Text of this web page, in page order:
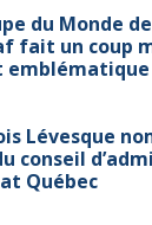
du Monde
fait un coup
emblématique
Lévesque
conseil
Québec